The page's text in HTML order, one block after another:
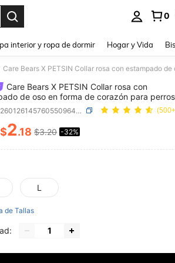
0
interior y ropa de dormir Hogar y Vida
Care Bears X PETSIN Collar rosa con
de oso en forma de corazón para perros
SKU: sp260126145760550964181
AND
$2.18 $3.20 -32%
L
de Tallas